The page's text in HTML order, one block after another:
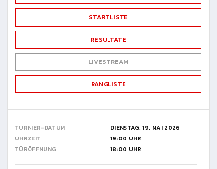
STARTLISTE
RESULTATE
LIVESTREAM
RANGLISTE
TURNIER-DATUM
DIENSTAG, 19. MAI 2026
UHRZEIT
19:00 UHR
TÜRÖFFNUNG
18:00 UHR